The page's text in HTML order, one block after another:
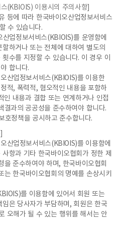
(KBIOIS) 이용시의 주의사항]
등에 따라 한국바이오산업정보서비스
수 있습니다.
업정보서비스(KBIOIS)를 운영함에
하거나 또는 전체에 대하여 별도의
수를 지정할 수 있습니다. 이 경우 이
합니다.
산업정보서비스(KBIOIS)를 이용한
적, 폭력적, 혐오적인 내용을 포함하
인 내용과 결합 또는 연계하거나 인접
결과의 공공성을 준수하여야 합니다.
호정책을 공시하고 준수합니다.
산업정보서비스(KBIOIS)를 이용함에
항과 기타 한국바이오협회가 정한 제
을 준수하여야 하며, 한국바이오협회
는 한국바이오협회의 명예를 손상시키
를 이용함에 있어서 회원 또는
은 당사자가 부담하며, 회원은 한국
오해가 될 수 있는 행위를 해서는 안